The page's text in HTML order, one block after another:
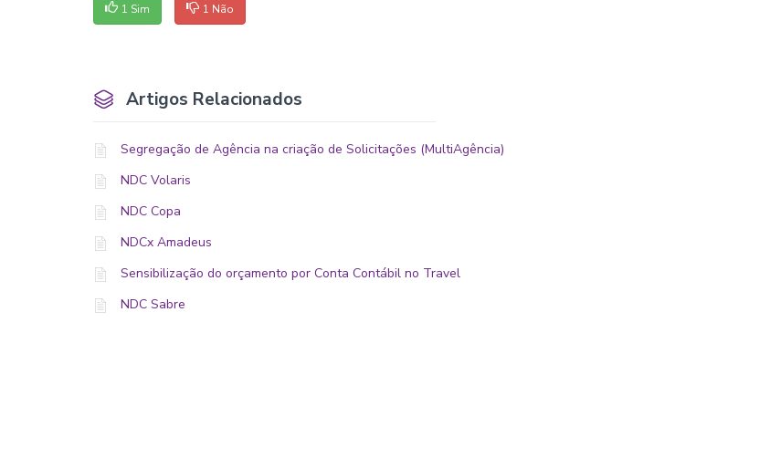
1 Sim 1 Não
Artigos Relacionados
Segregação de Agência na criação de Solicitações (MultiAgência)
NDC Volaris
NDC Copa
NDCx Amadeus
Sensibilização do orçamento por Conta Contábil no Travel
NDC Sabre